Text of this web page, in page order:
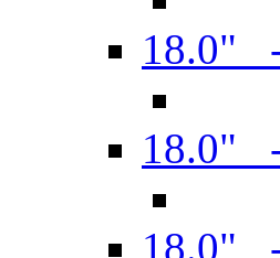
18.0"
18.0"
18.0"